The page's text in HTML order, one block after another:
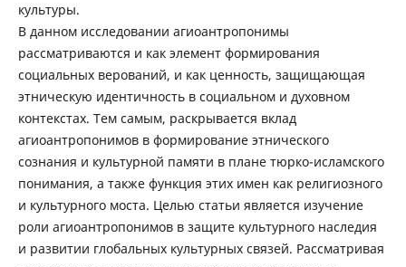
культуры.
В данном исследовании агиоантропонимы
рассматриваются и как элемент формирования
социальных верований, и как ценность, защищающая
этническую идентичность в социальном и духовном
контекстах. Тем самым, раскрывается вклад
агиоантропонимов в формирование этнического
сознания и культурной памяти в плане тюрко-исламского
понимания, а также функция этих имен как религиозного
и культурного моста. Целью статьи является изучение
роли агиоантропонимов в защите культурного наследия
и развитии глобальных культурных связей. Рассматривая